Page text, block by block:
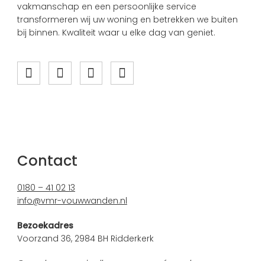
vakmanschap en een persoonlijke service
transformeren wij uw woning en betrekken we buiten
bij binnen. Kwaliteit waar u elke dag van geniet.
Contact
0180 – 41 02 13
info@vmr-vouwwanden.nl
Bezoekadres
Voorzand 36, 2984 BH Ridderkerk